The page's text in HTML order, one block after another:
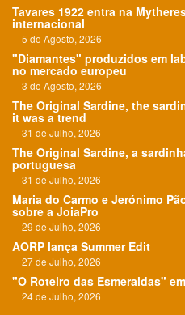
Tavares 1922 entra na
internacional
5 de Agosto, 2026
"Diamantes" produzidos em
no mercado europeu
3 de Agosto, 2026
The Original Sardine, the
it was a trend
31 de Julho, 2026
The Original Sardine, a
portuguesa
31 de Julho, 2026
Maria do Carmo e Jerónimo
sobre a JoiaPro
29 de Julho, 2026
AORP lança Summer Edit
27 de Julho, 2026
"O Roteiro das Esmeraldas"
24 de Julho, 2026